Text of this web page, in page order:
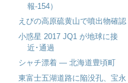
報-154）
えびの高原硫黄山で噴出物確認
小惑星 2017 JQ1 が地球に接
近･通過
シャチ漂着 ― 北海道豊頃町
東富士五湖道路に陥没孔、宝永